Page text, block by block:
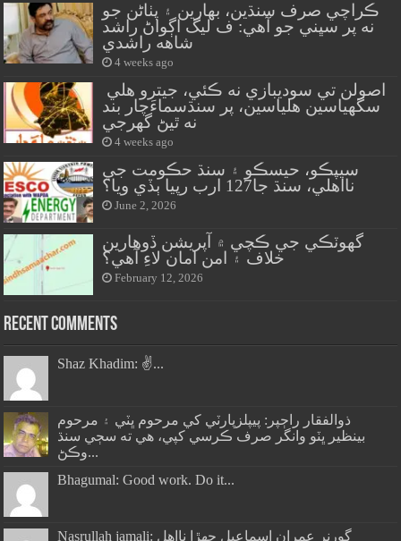
ڪراچي صرف سنڌين، بهارين ۽ پٺاڻن جو
نه پر سڀني جو آهي: ف ليگ اڳواڻ راشد
شاهه راشدي
4 weeks ago
سگهياسين هلياسين، پر سنڌسماءَچار بند
نه ٿيڻ گهرجي
4 weeks ago
سيپڪو، حيسڪو ۽ سنڌ حڪومت جي
نااهلي، سنڌ جا127 ارب رپيا ٻڏي ويا؟
June 2, 2026
گهوٽڪي جي ڪچي ۾ آپريشن ڏوهارين
خلاف ۽ امن امان لاءِ آهي؟
February 12, 2026
Recent Comments
Shaz Khadim: ✌️...
ذوالفقار راڄپر: پيپلزپارٽي کي مرحوم ڀٽي ۽ مرحوم
بينظير ڀٽو وانگر صرف ڪرسي کپي، هي ته سڄي سنڌ
وڪڻ...
Bhagumal: Good work. Do it...
Nasrullah jamali: گورنر عمران اسماعيل جھڙا نااهل